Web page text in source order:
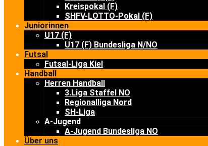
Kreispokal (F)
SHFV-LOTTO-Pokal (F)
Juniorinnen
U17 (F)
U17 (F) Bundesliga N/NO
Futsal
Futsal-Liga Kiel
Handball
Herren Handball
3.Liga Staffel NO
Regionalliga Nord
SH-Liga
A-Jugend
A-Jugend Bundesliga NO
Über uns